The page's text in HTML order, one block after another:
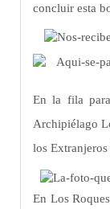
concluir esta
En la fila
Archipiélago
los
En Los